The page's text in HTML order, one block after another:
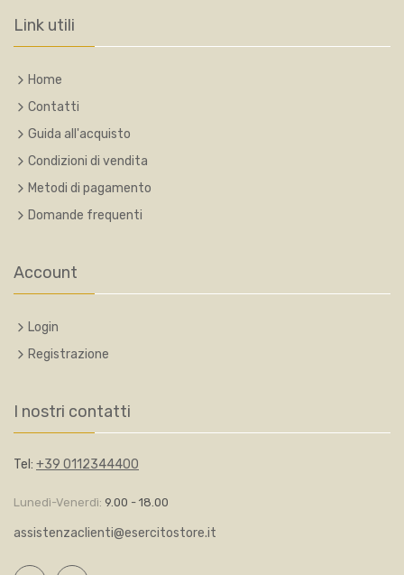
Link utili
Home
Contatti
Guida all'acquisto
Condizioni di vendita
Metodi di pagamento
Domande frequenti
Account
Login
Registrazione
I nostri contatti
Tel: +39 0112344400
Lunedì-Venerdì: 9.00 - 18.00
assistenzaclienti@esercitostore.it